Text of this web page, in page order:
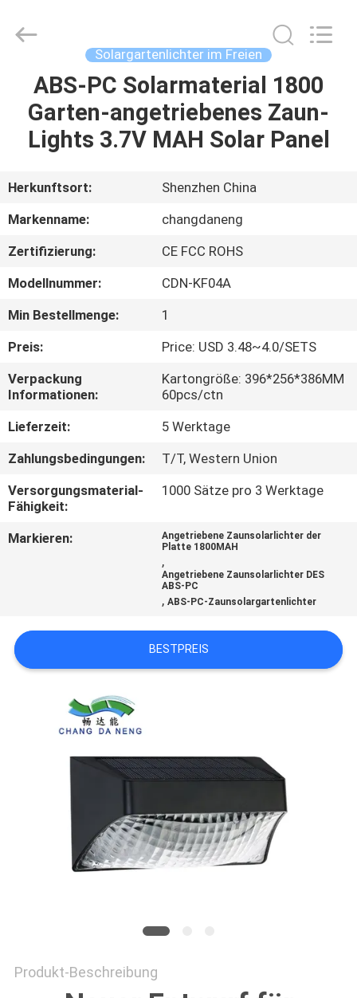
HEIM
PRODUKTE
ÜBER
UNS
FABRIK-
TOUR
QUALITÄTSKONTROLLE
KONTAKTIERE
UNS
NACHRICHTEN
FÄLLE
EIN
ANGEBOT
ONLINE
SITEMAP
DATENSCHUTZRICHTLINIE
Ltd..
Solargartenlichter im Freien
ABS-PC Solarmaterial 1800
Garten-angetriebenes Zaun-
Lights 3.7V MAH Solar Panel
Herkunftsort:
Shenzhen China
Markenname:
changdaneng
Zertifizierung:
CE FCC ROHS
Modellnummer:
CDN-KF04A
Min Bestellmenge:
1
Preis:
Price: USD 3.48~4.0/SETS
Verpackung
Informationen:
Kartongröße: 396*256*386MM
60pcs/ctn
Lieferzeit:
5 Werktage
Zahlungsbedingungen:
T/T, Western Union
Versorgungsmaterial-
Fähigkeit:
1000 Sätze pro 3 Werktage
Markieren:
Angetriebene Zaunsolarlichter der
Platte 1800MAH
,
Angetriebene Zaunsolarlichter DES
ABS-PC
,ABS-PC-Zaunsolargartenlichter
BESTPREIS
Produkt-Beschreibung